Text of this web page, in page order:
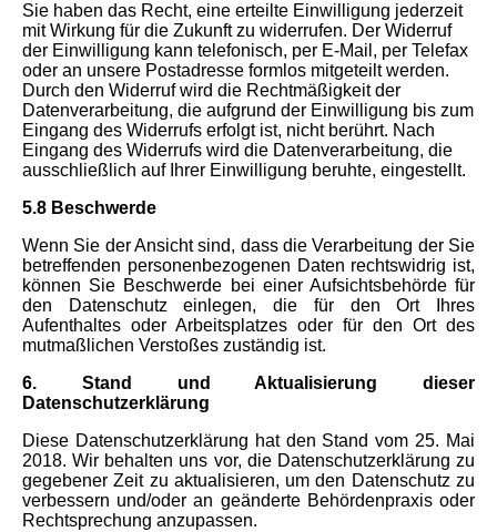
Sie haben das Recht, eine erteilte Einwilligung jederzeit
mit Wirkung für die Zukunft zu widerrufen. Der Widerruf
der Einwilligung kann telefonisch, per E-Mail, per Telefax
oder an unsere Postadresse formlos mitgeteilt werden.
Durch den Widerruf wird die Rechtmäßigkeit der
Datenverarbeitung, die aufgrund der Einwilligung bis zum
Eingang des Widerrufs erfolgt ist, nicht berührt. Nach
Eingang des Widerrufs wird die Datenverarbeitung, die
ausschließlich auf Ihrer Einwilligung beruhte, eingestellt.
5.8 Beschwerde
Wenn Sie der Ansicht sind, dass die Verarbeitung der Sie
betreffenden personenbezogenen Daten rechtswidrig ist,
können Sie Beschwerde bei einer Aufsichtsbehörde für
den Datenschutz einlegen, die für den Ort Ihres
Aufenthaltes oder Arbeitsplatzes oder für den Ort des
mutmaßlichen Verstoßes zuständig ist.
6. Stand und Aktualisierung dieser
Datenschutzerklärung
Diese Datenschutzerklärung hat den Stand vom 25. Mai
2018. Wir behalten uns vor, die Datenschutzerklärung zu
gegebener Zeit zu aktualisieren, um den Datenschutz zu
verbessern und/oder an geänderte Behördenpraxis oder
Rechtsprechung anzupassen.